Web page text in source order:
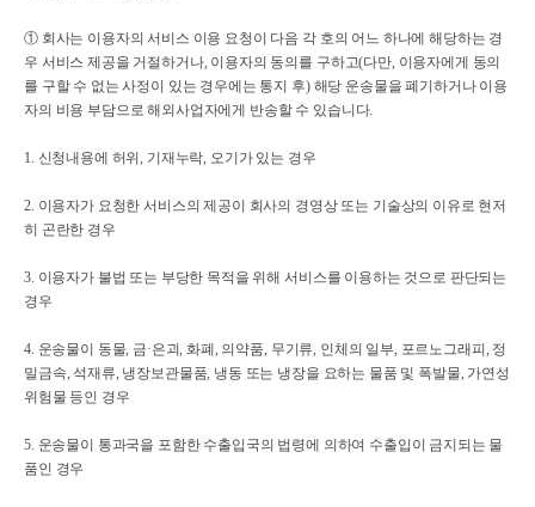
① 회사는 이용자의 서비스 이용 요청이 다음 각 호의 어느 하나에 해당하는 경
우 서비스 제공을 거절하거나, 이용자의 동의를 구하고(다만, 이용자에게 동의
를 구할 수 없는 사정이 있는 경우에는 통지 후) 해당 운송물을 폐기하거나 이용
자의 비용 부담으로 해외사업자에게 반송할 수 있습니다.
1. 신청내용에 허위, 기재누락, 오기가 있는 경우
2. 이용자가 요청한 서비스의 제공이 회사의 경영상 또는 기술상의 이유로 현저
히 곤란한 경우
3. 이용자가 불법 또는 부당한 목적을 위해 서비스를 이용하는 것으로 판단되는
경우
4. 운송물이 동물, 금·은괴, 화폐, 의약품, 무기류, 인체의 일부, 포르노그래피, 정
밀금속, 석재류, 냉장보관물품, 냉동 또는 냉장을 요하는 물품 및 폭발물, 가연성
위험물 등인 경우
5. 운송물이 통과국을 포함한 수출입국의 법령에 의하여 수출입이 금지되는 물
품인 경우